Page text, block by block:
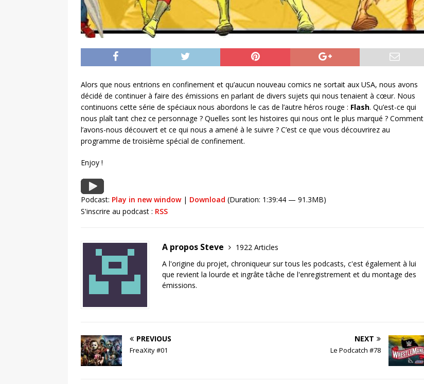
Alors que nous entrions en confinement et qu’aucun nouveau comics ne sortait aux USA, nous avons
décidé de continuer à faire des émissions en parlant de divers sujets qui nous tenaient à cœur. Nous
continuons cette série de spéciaux nous abordons le cas de l’autre héros rouge : Flash. Qu’est-ce qui
nous plaît tant chez ce personnage ? Quelles sont les histoires qui nous ont le plus marqué ? Comment
l’avons-nous découvert et ce qui nous a amené à le suivre ? C’est ce que vous découvrirez au
programme de troisième spécial de confinement.
Enjoy !
Podcast: Play in new window| Download (Duration: 1:39:44 — 91.3MB)
S'inscrire au podcast : RSS
A propos Steve
1922 Articles
A l'origine du projet, chroniqueur sur tous les podcasts, c'est également à lui
que revient la lourde et ingrâte tâche de l'enregistrement et du montage des
émissions.
PREVIOUS
FreaXity #01
NEXT
Le Podcatch #78